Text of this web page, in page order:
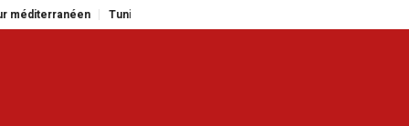
Tunisie-France | Cap sur l’intelligence artificielle et la santé